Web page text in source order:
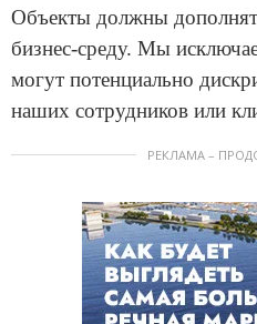
Объекты должны
бизнес-среду. Мы
могут потенциально
наших сотрудников или
РЕКЛАМА –